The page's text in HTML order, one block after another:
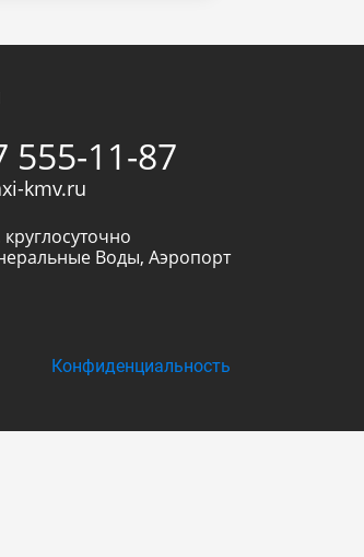
555-11-87
kmv.ru
Воды, Аэропорт
Конфиденциальность